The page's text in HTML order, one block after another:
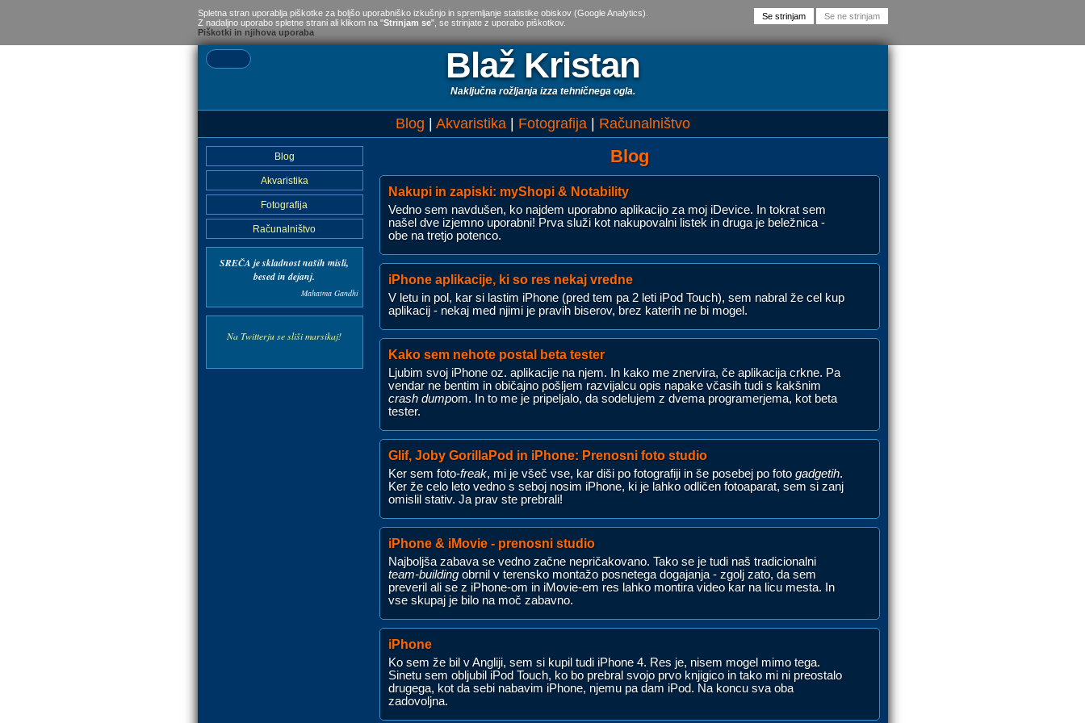
Spletna stran uporablja piškotke za boljšo uporabniško izkušnjo in spremljanje statistike obiskov (Google Analytics).
Z nadaljno uporabo spletne strani ali klikom na "Strinjam se", se strinjate z uporabo piškotkov.
Piškotki in njihova uporaba
Blaž Kristan
Naključna rožljanja izza tehničnega ogla.
Blog Akvaristika Fotografija Računalništvo
Blog
Nakupi in zapiski: myShopi & Notability
Vedno sem navdušen, ko najdem uporabno aplikacijo za moj iDevice. In tokrat sem
našel dve izjemno uporabni! Prva služi kot nakupovalni listek in druga je beležnica -
obe na tretjo potenco.
iPhone aplikacije, ki so res nekaj vredne
V letu in pol, kar si lastim iPhone (pred tem pa 2 leti iPod Touch), sem nabral že cel kup
aplikacij - nekaj med njimi je pravih biserov, brez katerih ne bi mogel.
Kako sem nehote postal beta tester
Ljubim svoj iPhone oz. aplikacije na njem. In kako me znervira, če aplikacija crkne. Pa
vendar ne bentim in običajno pošljem razvijalcu opis napake včasih tudi s kakšnim
crash dumpom. In to me je pripeljalo, da sodelujem z dvema programerjema, kot beta
tester.
Glif, Joby GorillaPod in iPhone: Prenosni foto studio
Ker sem foto-freak, mi je všeč vse, kar diši po fotografiji in še posebej po foto gadgetih.
Ker že celo leto vedno s seboj nosim iPhone, ki je lahko odličen fotoaparat, sem si zanj
omislil stativ. Ja prav ste prebrali!
iPhone & iMovie - prenosni studio
Najboljša zabava se vedno začne nepričakovano. Tako se je tudi naš tradicionalni
team-buildingobrnil v terensko montažo posnetega dogajanja - zgolj zato, da sem
preveril ali se z iPhone-om in iMovie-em res lahko montira video kar na licu mesta. In
vse skupaj je bilo na moč zabavno.
iPhone
Ko sem že bil v Angliji, sem si kupil tudi iPhone 4. Res je, nisem mogel mimo tega.
Sinetu sem obljubil iPod Touch, ko bo prebral svojo prvo knjigico in tako mi ni preostalo
drugega, kot da sebi nabavim iPhone, njemu pa dam iPod. Na koncu sva oba
zadovoljna.
Blog
Akvaristika
Fotografija
Računalništvo
SREČA je skladnost naših misli,
besed in dejanj.
Mahatma Gandhi
Na Twitterju se sliši marsikaj!